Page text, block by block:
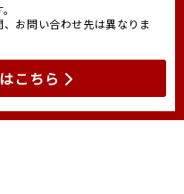
お問い合わせ先は異なりま
こちら